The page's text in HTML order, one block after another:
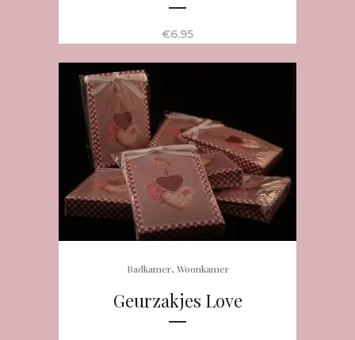
€6.95
Badkamer, Woonkamer
Geurzakjes Love